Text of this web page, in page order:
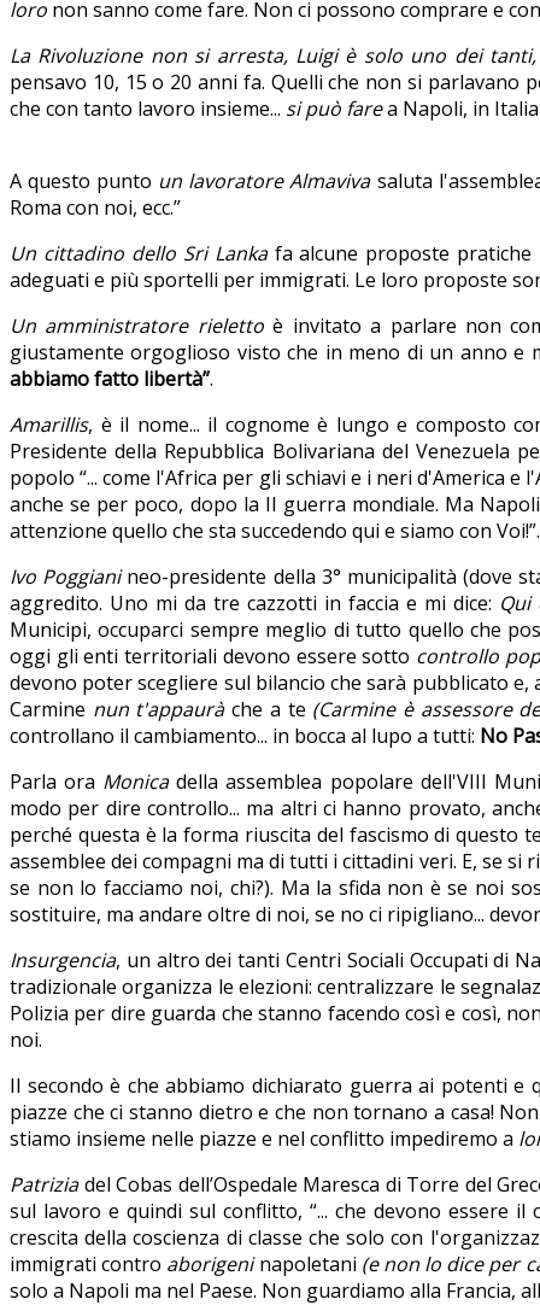
loro non sanno come fare. Non ci possono comprare e
La Rivoluzione non si arresta, Luigi è solo uno dei
pensavo 10, 15 o 20 anni fa. Quelli che non si parlavano
che con tanto lavoro insieme... si può farea Napoli, in
A questo punto un lavoratore Almavivasaluta
Roma con noi, ecc.”
Un cittadino dello Sri Lankafa alcune proposte pratiche
adeguati e più sportelli per immigrati. Le loro proposte
Un amministratore rielettoè invitato a parlare non
giustamente orgoglioso visto che in meno di un anno e
abbiamo fatto libertà”.
Amarillis, è il nome... il cognome è lungo e composto
Presidente della Repubblica Bolivariana del Venezuela
popolo “... come l'Africa per gli schiavi e i neri d'America
anche se per poco, dopo la II guerra mondiale. Ma
attenzione quello che sta succedendo qui e siamo con Voi!”.
Ivo Poggianineo-presidente della 3° municipalità (dove
aggredito. Uno mi da tre cazzotti in faccia e mi dice:
Municipi, occuparci sempre meglio di tutto quello che
oggi gli enti territoriali devono essere sotto controllo
devono poter scegliere sul bilancio che sarà pubblicato
Carmine nun t'appauràche a te (Carmine è assessore
controllano il cambiamento... in bocca al lupo a tutti: No
Parla ora Monicadella assemblea popolare dell'VIII
modo per dire controllo... ma altri ci hanno provato,
perché questa è la forma riuscita del fascismo di questo
assemblee dei compagni ma di tutti i cittadini veri. E, se
se non lo facciamo noi, chi?). Ma la sfida non è se noi
sostituire, ma andare oltre di noi, se no ci ripigliano...
Insurgencia, un altro dei tanti Centri Sociali Occupati di
tradizionale organizza le elezioni: centralizzare le
Polizia per dire guarda che stanno facendo così e così,
noi.
Il secondo è che abbiamo dichiarato guerra ai potenti e
piazze che ci stanno dietro e che non tornano a casa!
stiamo insieme nelle piazze e nel conflitto impediremo a
Patriziadel Cobas dell’Ospedale Maresca di Torre del
sul lavoro e quindi sul conflitto, “... che devono essere
crescita della coscienza di classe che solo con
immigrati contro aborigeninapoletani (e non lo dice per
solo a Napoli ma nel Paese. Non guardiamo alla Francia,